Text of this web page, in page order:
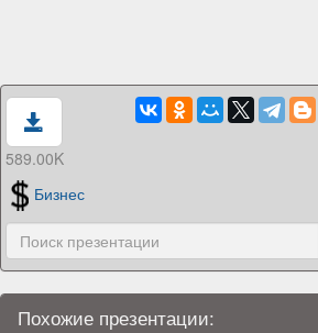
589.00K
Бизнес
Похожие презентации: